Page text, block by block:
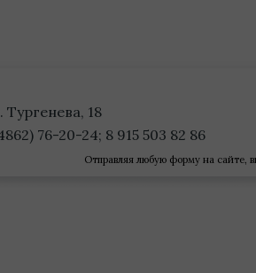
Тургенева, 18
76-20-24; 8 915 503 82 86
Отправляя любую форму на сайте,